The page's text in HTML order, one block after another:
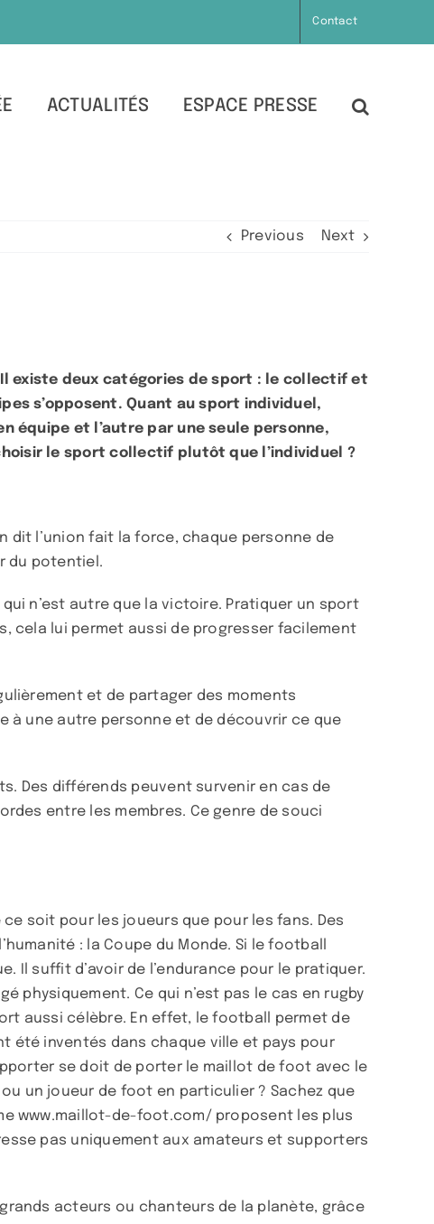
Contact
ACTUALITÉS ESPACE PRESSE
Previous Next
existe deux catégories de sport : le collectif et
s’opposent. Quant au sport individuel,
équipe et l’autre par une seule personne,
le sport collectif plutôt que l’individuel ?
dit l’union fait la force, chaque personne de
du potentiel.
n’est autre que la victoire. Pratiquer un sport
cela lui permet aussi de progresser facilement
et de partager des moments
à une autre personne et de découvrir ce que
Des différends peuvent survenir en cas de
entre les membres. Ce genre de souci
soit pour les joueurs que pour les fans. Des
: la Coupe du Monde. Si le football
Il suffit d’avoir de l’endurance pour le pratiquer.
physiquement. Ce qui n’est pas le cas en rugby
aussi célèbre. En effet, le football permet de
été inventés dans chaque ville et pays pour
se doit de porter le maillot de foot avec le
un joueur de foot en particulier ? Sachez que
www.maillot-de-foot.com/ proposent les plus
pas uniquement aux amateurs et supporters
acteurs ou chanteurs de la planète, grâce